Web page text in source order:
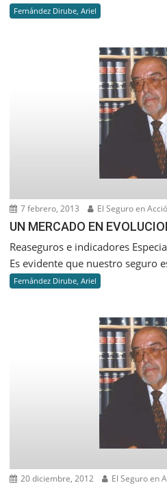
Fernández Dirube, Ariel
7 febrero, 2013 El Seguro en
UN MERCADO EN
Reaseguros e indicadores
Es evidente que nuestro seguro
Fernández Dirube, Ariel
20 diciembre, 2012 El Seguro en